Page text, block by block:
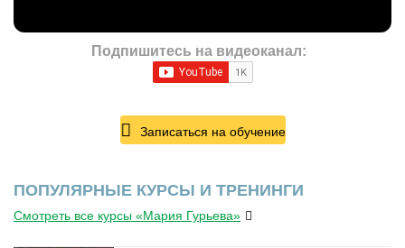
Подпишитесь на видеоканал:
Записаться на обучение
ПОПУЛЯРНЫЕ КУРСЫ И ТРЕНИНГИ
Смотреть все курсы «Мария Гурьева»